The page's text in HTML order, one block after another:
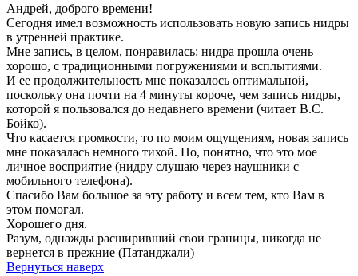
Андрей, доброго времени!
Сегодня имел возможность использовать новую запись нидры
в утренней практике.
Мне запись, в целом, понравилась: нидра прошла очень
хорошо, с традиционными погружениями и всплытиями.
И ее продолжительность мне показалось оптимальной,
поскольку она почти на 4 минуты короче, чем запись нидры,
которой я пользовался до недавнего времени (читает В.С.
Бойко).
Что касается громкости, то по моим ощущениям, новая запись
мне показалась немного тихой. Но, понятно, что это мое
личное восприятие (нидру слушаю через наушники с
мобильного телефона).
Спасибо Вам большое за эту работу и всем тем, кто Вам в
этом помогал.
Хорошего дня.
Разум, однажды расширивший свои границы, никогда не
вернется в прежние (Патанджали)
Вернуться наверх